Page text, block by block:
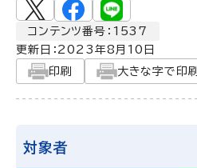
コンテンツ番号：1537
更新日： 2023年8月10日
印刷
大きな字で印刷
対象者